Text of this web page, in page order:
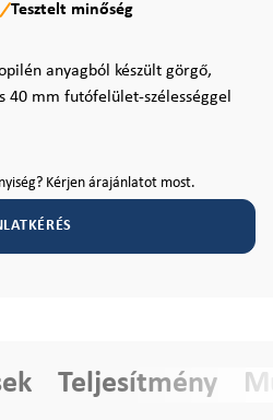
Tesztelt minőség
anyagból készült görgő,
mm futófelület-szélességgel
Kérjen árajánlatot most.
Teljesítmény